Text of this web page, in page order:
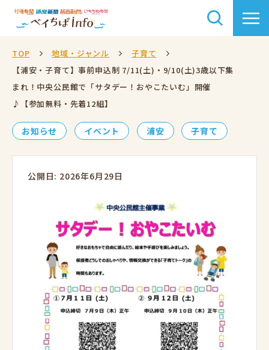
TOP 地域・ジャンル
子育て
【浦安・子育て】事前申込制 7/11(土)・9/10(土)3歳以下集
まれ！中央公民館で「サタデー！おやこたいむ」開催
♪【参加無料・先着12組】
お知らせ イベント 浦安 子育て
公開日: 2026年6月29日